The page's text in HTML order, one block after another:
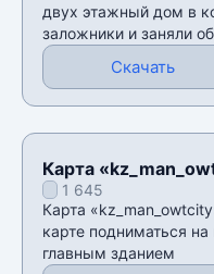
двух этажный дом в
заложники и заняли
Скачать
Карта
1 645
Карта
карте подниматься
главным зданием